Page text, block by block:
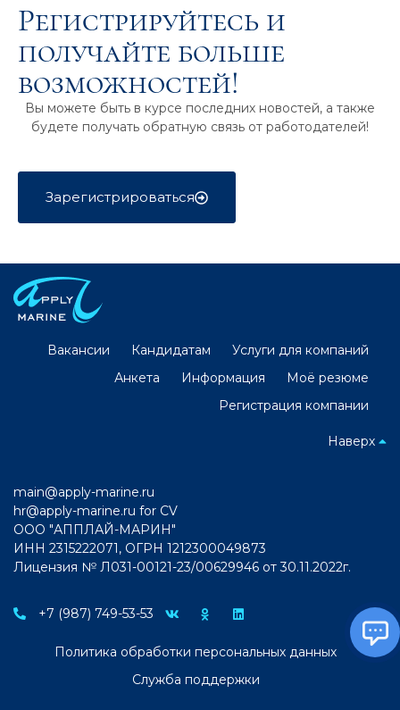
Регистрируйтесь и
получайте больше
возможностей!
Вы можете быть в курсе последних новостей, а также
будете получать обратную связь от работодателей!
Зарегистрироваться
Вакансии Кандидатам
Услуги для компаний
Анкета
Информация
Моё резюме
Регистрация компании
Наверх
main@apply-marine.ru
hr@apply-marine.ru for CV
ООО "АППЛАЙ-МАРИН"
ИНН 2315222071, ОГРН 1212300049873
Лицензия № Л031-00121-23/00629946 от 30.11.2022г.
+7 (987) 749-53-53
Политика обработки персональных данных
Служба поддержки